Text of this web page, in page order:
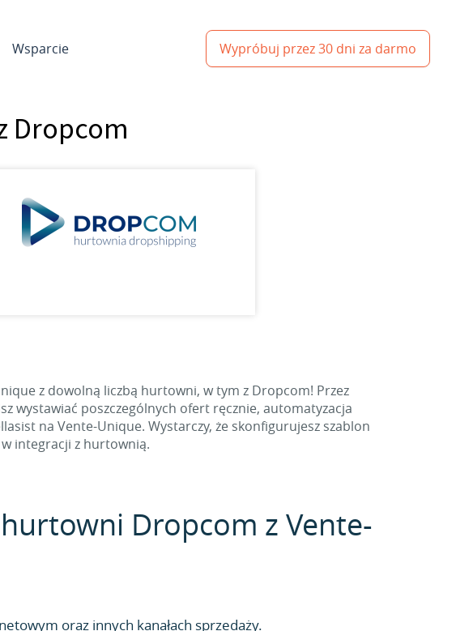
Wsparcie Wypróbuj przez 30 dni za darmo
Dropcom
z dowolną liczbą hurtowni, w tym z Dropcom! Przez
wystawiać poszczególnych ofert ręcznie, automatyzacja
na Vente-Unique. Wystarczy, że skonfigurujesz szablon
integracji z hurtownią.
Dropcom z Vente-
oraz innych kanałach sprzedaży.